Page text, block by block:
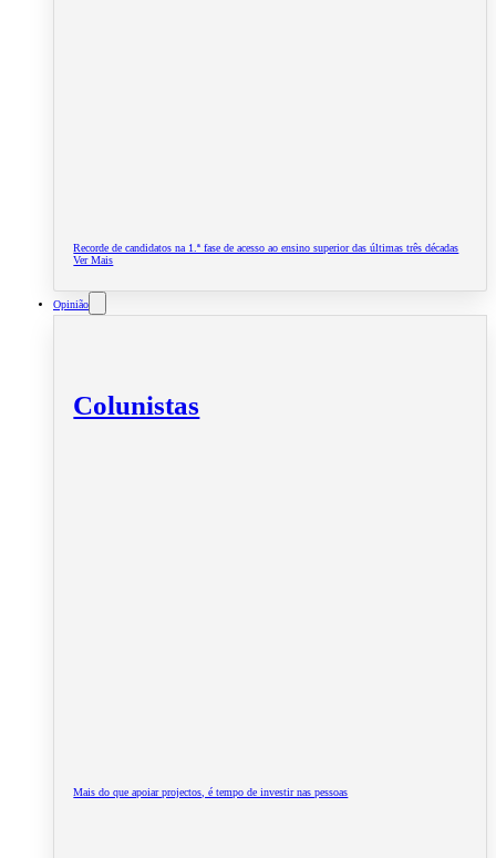
Recorde de candidatos na 1.ª fase de acesso ao ensino superior das últimas três décadas
Ver Mais
Opinião
Colunistas
Mais do que apoiar projectos, é tempo de investir nas pessoas